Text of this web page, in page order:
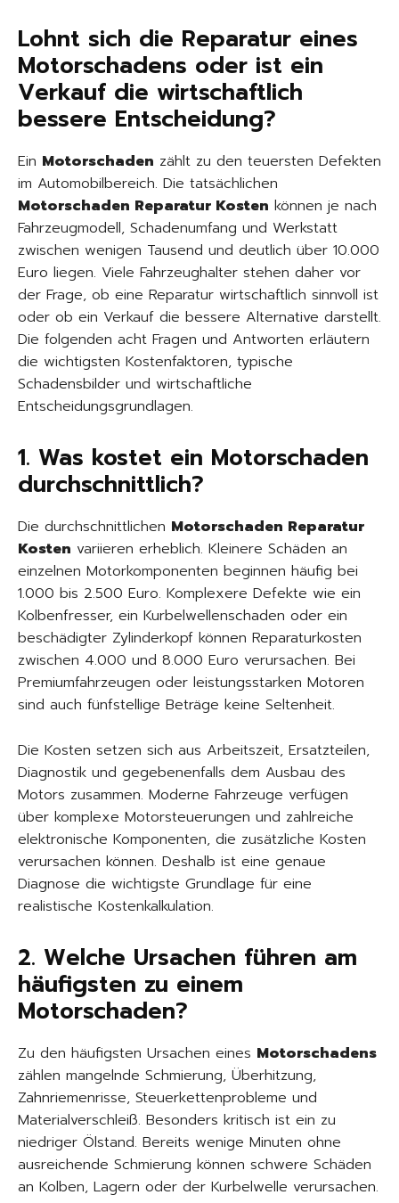
Lohnt sich die Reparatur eines
Motorschadens oder ist ein
Verkauf die wirtschaftlich
bessere Entscheidung?
Ein Motorschaden zählt zu den teuersten Defekten
im Automobilbereich. Die tatsächlichen
Motorschaden Reparatur Kosten können je nach
Fahrzeugmodell, Schadenumfang und Werkstatt
zwischen wenigen Tausend und deutlich über 10.000
Euro liegen. Viele Fahrzeughalter stehen daher vor
der Frage, ob eine Reparatur wirtschaftlich sinnvoll ist
oder ob ein Verkauf die bessere Alternative darstellt.
Die folgenden acht Fragen und Antworten erläutern
die wichtigsten Kostenfaktoren, typische
Schadensbilder und wirtschaftliche
Entscheidungsgrundlagen.
1. Was kostet ein Motorschaden
durchschnittlich?
Die durchschnittlichen Motorschaden Reparatur
Kosten variieren erheblich. Kleinere Schäden an
einzelnen Motorkomponenten beginnen häufig bei
1.000 bis 2.500 Euro. Komplexere Defekte wie ein
Kolbenfresser, ein Kurbelwellenschaden oder ein
beschädigter Zylinderkopf können Reparaturkosten
zwischen 4.000 und 8.000 Euro verursachen. Bei
Premiumfahrzeugen oder leistungsstarken Motoren
sind auch fünfstellige Beträge keine Seltenheit.
Die Kosten setzen sich aus Arbeitszeit, Ersatzteilen,
Diagnostik und gegebenenfalls dem Ausbau des
Motors zusammen. Moderne Fahrzeuge verfügen
über komplexe Motorsteuerungen und zahlreiche
elektronische Komponenten, die zusätzliche Kosten
verursachen können. Deshalb ist eine genaue
Diagnose die wichtigste Grundlage für eine
realistische Kostenkalkulation.
2. Welche Ursachen führen am
häufigsten zu einem
Motorschaden?
Zu den häufigsten Ursachen eines Motorschadens
zählen mangelnde Schmierung, Überhitzung,
Zahnriemenrisse, Steuerkettenprobleme und
Materialverschleiß. Besonders kritisch ist ein zu
niedriger Ölstand. Bereits wenige Minuten ohne
ausreichende Schmierung können schwere Schäden
an Kolben, Lagern oder der Kurbelwelle verursachen.